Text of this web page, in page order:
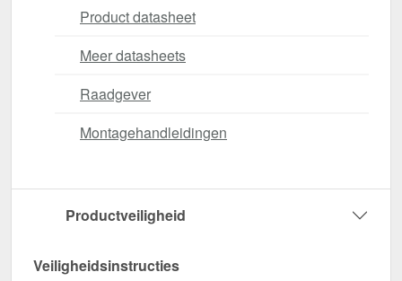
Product datasheet
Meer datasheets
Raadgever
Montagehandleidingen
Productveiligheid
Veiligheidsinstructies